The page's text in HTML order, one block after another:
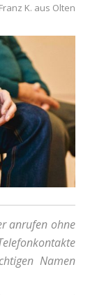
Franz K. aus Olten
anrufen ohne
Namen